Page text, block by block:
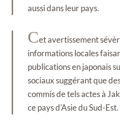
aussi dans leur pays.
Cet avertissement
informations locales
publications en japonais
sociaux suggérant que
commis de tels actes à
ce pays d'Asie du Sud-Est.